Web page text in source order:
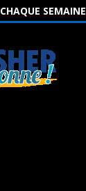
SEMAINE